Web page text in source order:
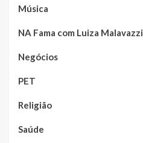
Música
NA Fama com Luiza Malavazzi
Negócios
PET
Religião
Saúde